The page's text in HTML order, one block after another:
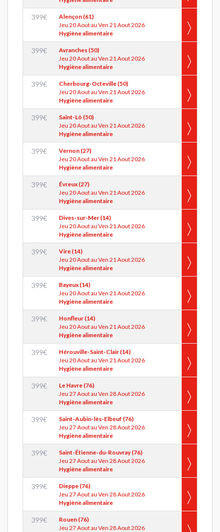
399€
Alençon (61)
Jeu 20 Aout au Ven 21 Aout 2026
Hygiène alimentaire
399€
Avranches (50)
Jeu 20 Aout au Ven 21 Aout 2026
Hygiène alimentaire
399€
Cherbourg-Octeville (50)
Jeu 20 Aout au Ven 21 Aout 2026
Hygiène alimentaire
399€
Saint-Lô (50)
Jeu 20 Aout au Ven 21 Aout 2026
Hygiène alimentaire
399€
Vernon (27)
Jeu 20 Aout au Ven 21 Aout 2026
Hygiène alimentaire
399€
Évreux (27)
Jeu 20 Aout au Ven 21 Aout 2026
Hygiène alimentaire
399€
Dives-sur-Mer (14)
Jeu 20 Aout au Ven 21 Aout 2026
Hygiène alimentaire
399€
Vire (14)
Jeu 20 Aout au Ven 21 Aout 2026
Hygiène alimentaire
399€
Bayeux (14)
Jeu 20 Aout au Ven 21 Aout 2026
Hygiène alimentaire
399€
Honfleur (14)
Jeu 20 Aout au Ven 21 Aout 2026
Hygiène alimentaire
399€
Hérouville-Saint-Clair (14)
Jeu 20 Aout au Ven 21 Aout 2026
Hygiène alimentaire
399€
Le Havre (76)
Jeu 27 Aout au Ven 28 Aout 2026
Hygiène alimentaire
399€
Saint-Aubin-lès-Elbeuf (76)
Jeu 27 Aout au Ven 28 Aout 2026
Hygiène alimentaire
399€
Saint-Étienne-du-Rouvray (76)
Jeu 27 Aout au Ven 28 Aout 2026
Hygiène alimentaire
399€
Dieppe (76)
Jeu 27 Aout au Ven 28 Aout 2026
Hygiène alimentaire
399€
Rouen (76)
Jeu 27 Aout au Ven 28 Aout 2026